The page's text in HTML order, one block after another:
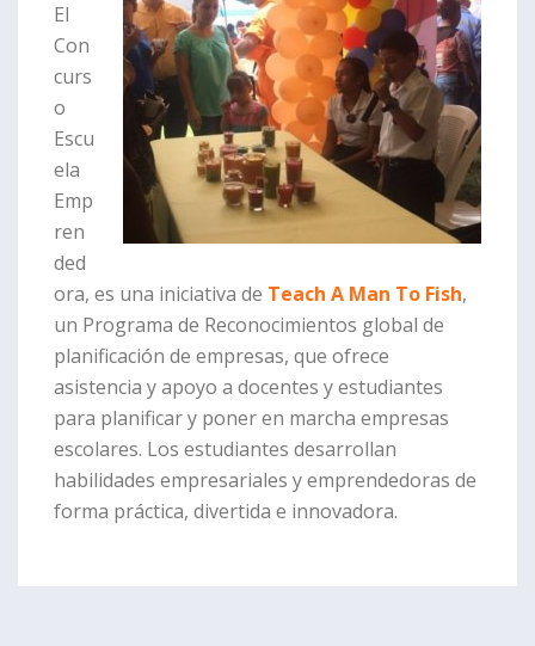
El
Con
curs
o
Escu
ela
Emp
ren
ded
ora, es una iniciativa de Teach A Man To Fish,
un Programa de Reconocimientos global de
planificación de empresas, que ofrece
asistencia y apoyo a docentes y estudiantes
para planificar y poner en marcha empresas
escolares. Los estudiantes desarrollan
habilidades empresariales y emprendedoras de
forma práctica, divertida e innovadora.